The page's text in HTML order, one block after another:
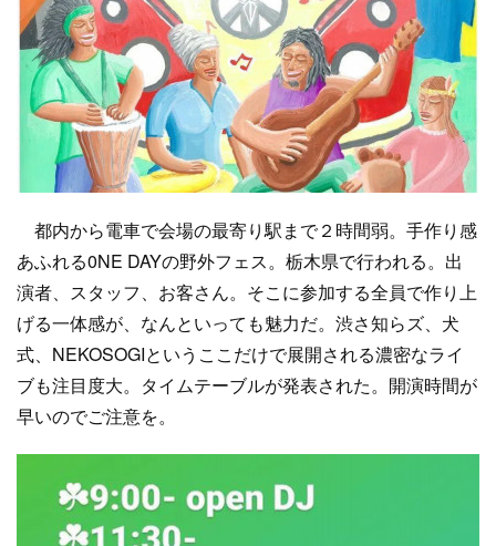
都内から電車で会場の最寄り駅まで２時間弱。手作り感
あふれる0NE DAYの野外フェス。栃木県で行われる。出
演者、スタッフ、お客さん。そこに参加する全員で作り上
げる一体感が、なんといっても魅力だ。渋さ知らズ、犬
式、NEKOSOGIというここだけで展開される濃密なライ
ブも注目度大。タイムテーブルが発表された。開演時間が
早いのでご注意を。